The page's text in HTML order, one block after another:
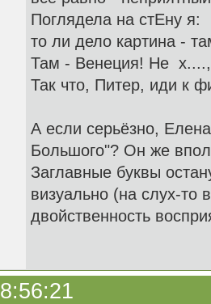
Поглядела на стЕну я:
то ли дело картина -
Там - Венеция! Не
Так что, Питер, иди к
А если серьёзно,
Большого"? Он же
Заглавные буквы
визуально (на слух-то
двойственность